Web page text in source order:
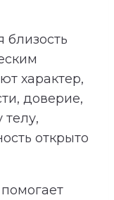
близость
характер,
доверие,
открыто